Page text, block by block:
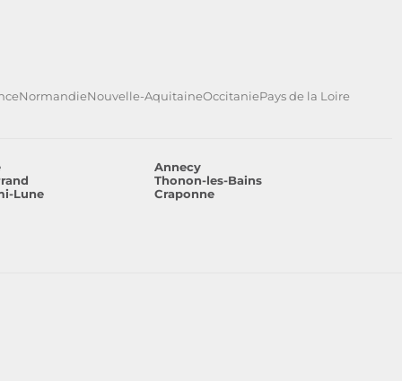
NormandieNouvelle-AquitaineOccitaniePays de la Loire
Annecy
Thonon-les-Bains
Lune
Craponne